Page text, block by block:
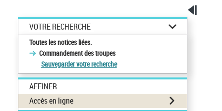
VOTRE RECHERCHE
Toutes les notices liées.
Commandement des troupes
Sauvegarder votre recherche
AFFINER
Accès en ligne